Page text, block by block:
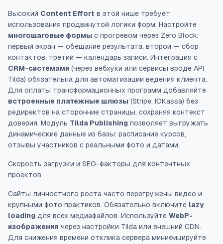
Высокий Content Effort в этой нише требует
использования продвинутой логики форм. Настройте
многошаговые формы с прогревом через Zero Block:
первый экран — обещание результата, второй — сбор
контактов, третий — календарь записи. Интеграция с
CRM-системами (через вебхуки или сервисы вроде API
Tilda) обязательна для автоматизации ведения клиента.
Для оплаты трансформационных программ добавляйте
встроенные платежные шлюзы (Stripe, ЮKassa) без
редиректов на сторонние страницы, сохраняя контекст
доверия. Модуль Tilda Publishing позволяет выгружать
динамические данные из базы: расписание курсов,
отзывы участников с реальными фото и датами.
Скорость загрузки и SEO-факторы для контентных
проектов
Сайты личностного роста часто перегружены видео и
крупными фото практиков. Обязательно включите lazy
loading для всех медиафайлов. Используйте WebP-
изображения через настройки Tilda или внешний CDN.
Для снижения времени отклика сервера минифицируйте